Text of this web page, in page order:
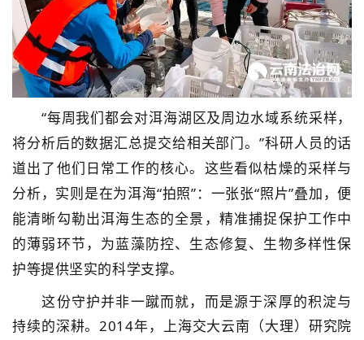
“每周我们都会对洱海湖区及周边水域系统采样，
将分析后的数据汇总提交给相关部门。”科研人员的话
道出了他们日常工作的核心。这些看似枯燥的采样与
分析，实则是在为洱海“拍照”：一张张“照片”叠加，便
能清晰勾勒出洱海生态的全景，精准捕捉保护工作中
的薄弱环节，为蓝藻防控、生态修复、生物多样性保
护等提供坚实的科学支撑。
这份守护并非一蹴而就，而是源于深厚的积淀与
持续的深耕。2014年，上海交大云南（大理）研究院